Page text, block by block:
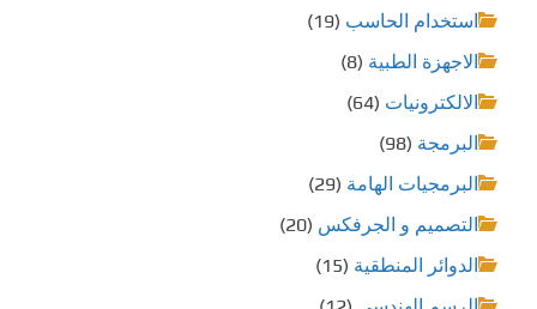
ح
ت
م
استخدام الحاسب (19)
الاجهزة الطبية (8)
الالكترونيات (64)
البرمجة (98)
البرمجيات الهامة (29)
التصميم و الجرفكس (20)
الدوائر المنطقية (15)